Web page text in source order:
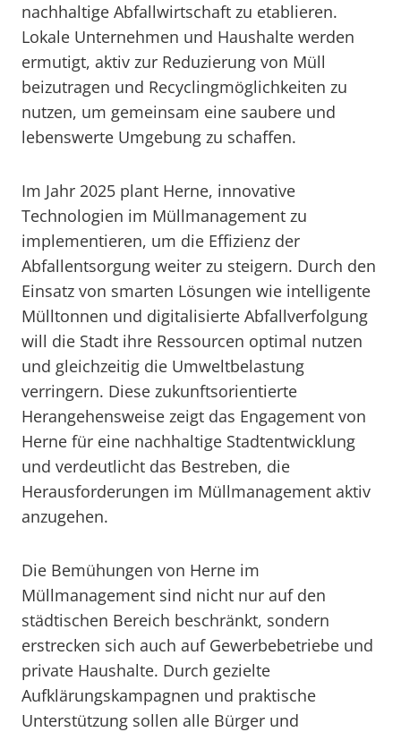
nachhaltige Abfallwirtschaft zu etablieren.
Lokale Unternehmen und Haushalte werden
ermutigt, aktiv zur Reduzierung von Müll
beizutragen und Recyclingmöglichkeiten zu
nutzen, um gemeinsam eine saubere und
lebenswerte Umgebung zu schaffen.
Im Jahr 2025 plant Herne, innovative
Technologien im Müllmanagement zu
implementieren, um die Effizienz der
Abfallentsorgung weiter zu steigern. Durch den
Einsatz von smarten Lösungen wie intelligente
Mülltonnen und digitalisierte Abfallverfolgung
will die Stadt ihre Ressourcen optimal nutzen
und gleichzeitig die Umweltbelastung
verringern. Diese zukunftsorientierte
Herangehensweise zeigt das Engagement von
Herne für eine nachhaltige Stadtentwicklung
und verdeutlicht das Bestreben, die
Herausforderungen im Müllmanagement aktiv
anzugehen.
Die Bemühungen von Herne im
Müllmanagement sind nicht nur auf den
städtischen Bereich beschränkt, sondern
erstrecken sich auch auf Gewerbebetriebe und
private Haushalte. Durch gezielte
Aufklärungskampagnen und praktische
Unterstützung sollen alle Bürger und